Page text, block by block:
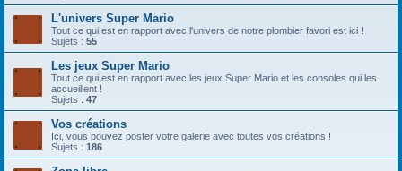
L'univers Super Mario
Tout ce qui est en rapport avec l'univers de notre plombier favori est ici !
Sujets : 55
Les jeux Super Mario
Tout ce qui est en rapport avec les jeux Super Mario et les consoles qui les
accueillent !
Sujets : 47
Vos créations
Ici, vous pouvez poster votre galerie avec toutes vos créations !
Sujets : 186